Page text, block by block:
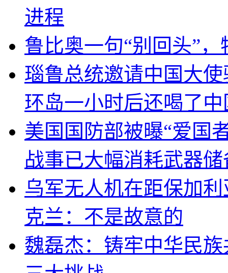
进程
鲁比奥一句“别回头”
瑙鲁总统邀请中国大
环岛一小时后还喝了
美国国防部被曝“爱国
战事已大幅消耗武器储
乌军无人机在距保加
克兰：不是故意的
魏磊杰：铸牢中华民